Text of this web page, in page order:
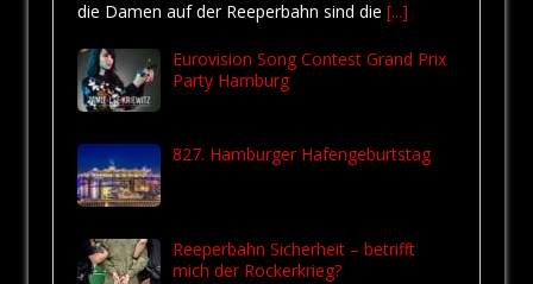
die Damen auf der Reeperbahn sind die [...]
Eurovision Song Contest Grand Prix
Party Hamburg
827. Hamburger Hafengeburtstag
Reeperbahn Sicherheit – betrifft
mich der Rockerkrieg?